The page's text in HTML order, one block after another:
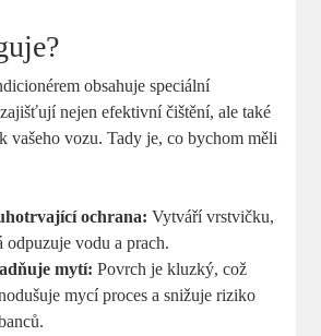
obsahuje speciální
nejen efektivní čištění, ale také
vašeho vozu. Tady je, co bychom měli
ochrana: Vytváří vrstvičku,
odpuzuje vodu a prach.
mytí: Povrch je kluzký, což
mycí proces a snižuje riziko